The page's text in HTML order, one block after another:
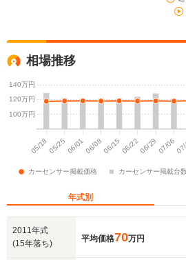
相場推移
年式別
2011年式
(15年落ち)
平均価格70万円